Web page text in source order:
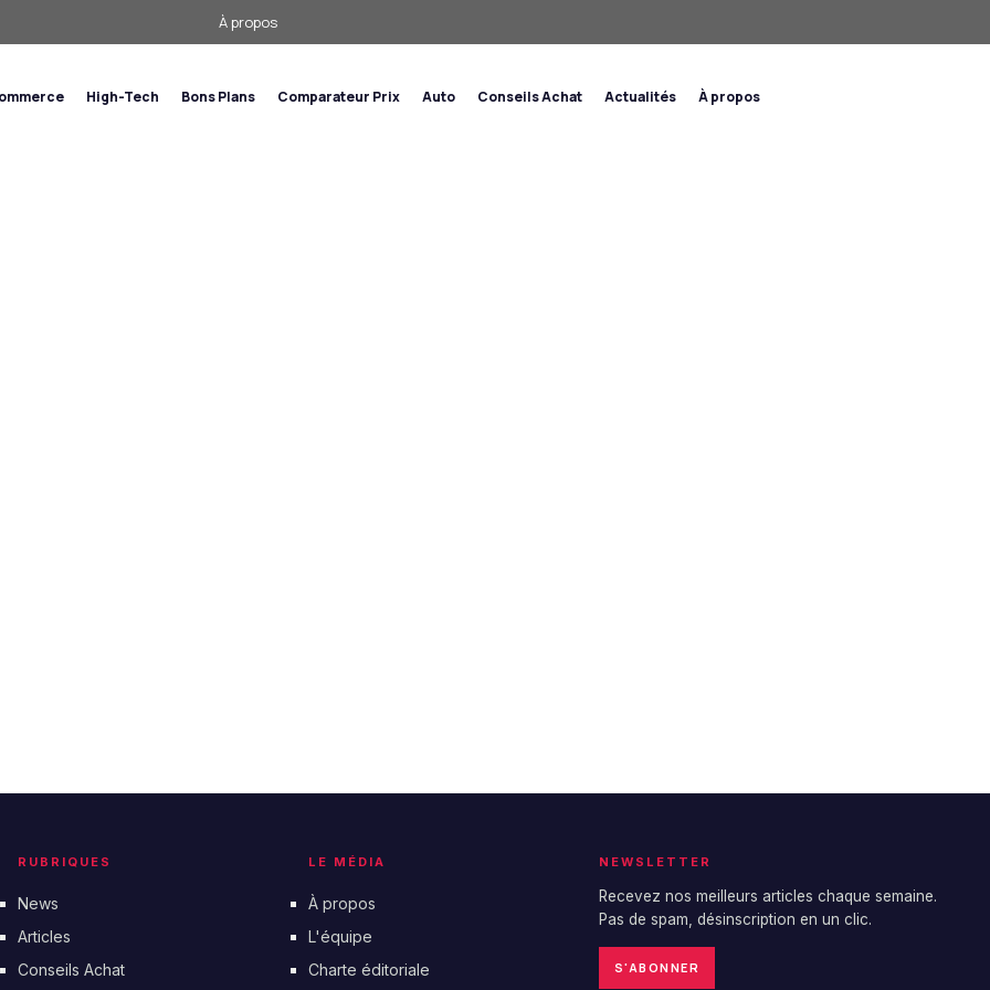
À propos
High-Tech Bons Plans Comparateur Prix Auto Conseils Achat Actualités À propos
RUBRIQUES
News
Articles
Conseils Achat
LE MÉDIA
À propos
L'équipe
Charte éditoriale
NEWSLETTER
Recevez nos meilleurs articles chaque semaine.
Pas de spam, désinscription en un clic.
S'ABONNER